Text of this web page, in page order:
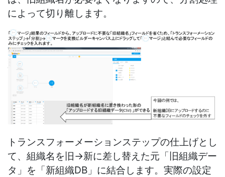
によって切り離します。
トランスフォーメーションステップの仕上げとし
て、組織名を旧→新に差し替えた元「旧組織デー
タ」を「新組織DB」に結合します。実際の設定